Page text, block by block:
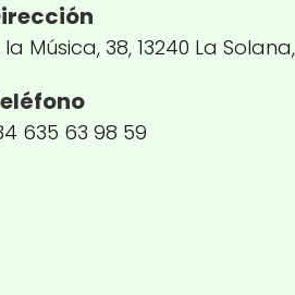
la Música, 38, 13240 La
635 63 98 59